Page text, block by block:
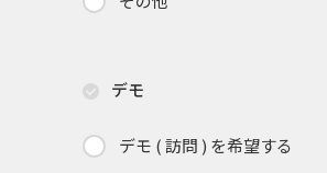
デモ
デモ ( 訪問 ) を希望する